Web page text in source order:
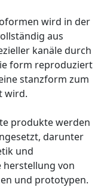
wird in der
aus
kanäle durch
form reproduziert
stanzform zum
wird.
produkte werden
darunter
und
von
und prototypen.